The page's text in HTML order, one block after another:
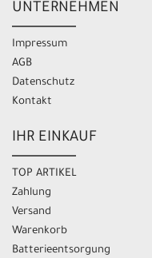
UNTERNEHMEN
Impressum
AGB
Datenschutz
Kontakt
IHR EINKAUF
TOP ARTIKEL
Zahlung
Versand
Warenkorb
Batterieentsorgung